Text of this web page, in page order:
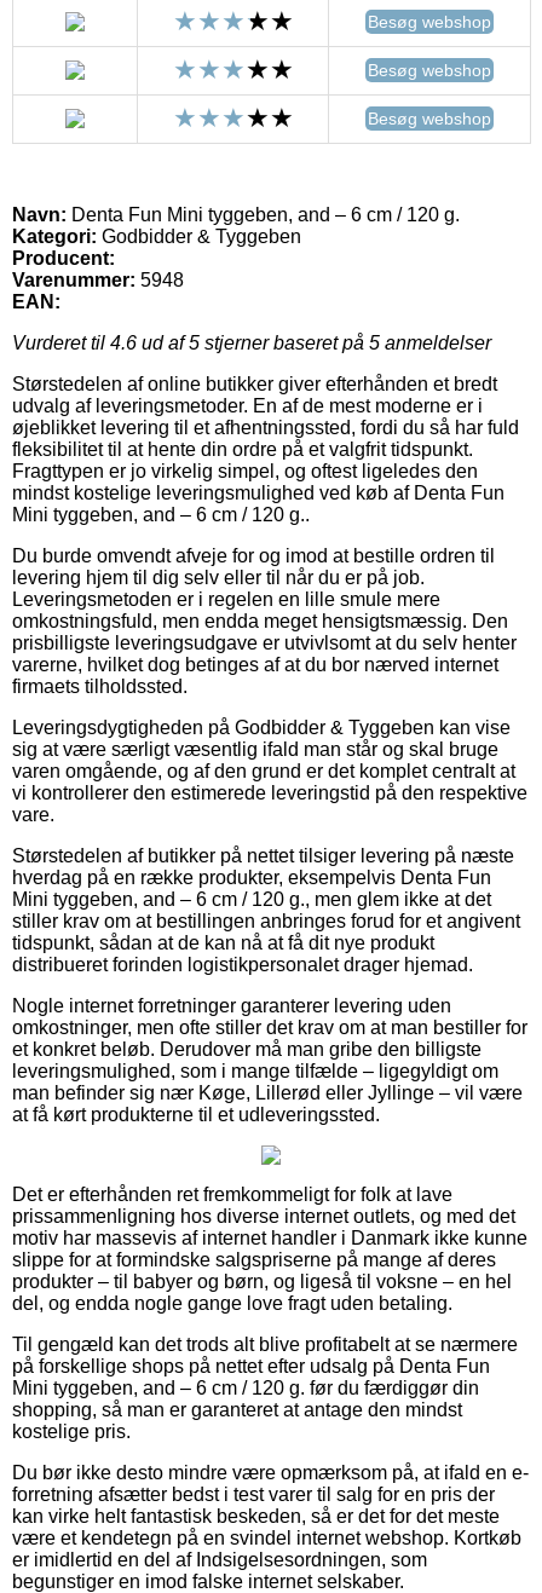
Besøg webshop
Besøg webshop
Besøg webshop
Navn: Denta Fun Mini tyggeben, and – 6 cm / 120 g.
Kategori: Godbidder & Tyggeben
Producent:
Varenummer: 5948
EAN:
Vurderet til 4.6 ud af 5 stjerner baseret på 5 anmeldelser
Størstedelen af online butikker giver efterhånden et bredt
udvalg af leveringsmetoder. En af de mest moderne er i
øjeblikket levering til et afhentningssted, fordi du så har fuld
fleksibilitet til at hente din ordre på et valgfrit tidspunkt.
Fragttypen er jo virkelig simpel, og oftest ligeledes den
mindst kostelige leveringsmulighed ved køb af Denta Fun
Mini tyggeben, and – 6 cm / 120 g..
Du burde omvendt afveje for og imod at bestille ordren til
levering hjem til dig selv eller til når du er på job.
Leveringsmetoden er i regelen en lille smule mere
omkostningsfuld, men endda meget hensigtsmæssig. Den
prisbilligste leveringsudgave er utvivlsomt at du selv henter
varerne, hvilket dog betinges af at du bor nærved internet
firmaets tilholdssted.
Leveringsdygtigheden på Godbidder & Tyggeben kan vise
sig at være særligt væsentlig ifald man står og skal bruge
varen omgående, og af den grund er det komplet centralt at
vi kontrollerer den estimerede leveringstid på den respektive
vare.
Størstedelen af butikker på nettet tilsiger levering på næste
hverdag på en række produkter, eksempelvis Denta Fun
Mini tyggeben, and – 6 cm / 120 g., men glem ikke at det
stiller krav om at bestillingen anbringes forud for et angivent
tidspunkt, sådan at de kan nå at få dit nye produkt
distribueret forinden logistikpersonalet drager hjemad.
Nogle internet forretninger garanterer levering uden
omkostninger, men ofte stiller det krav om at man bestiller for
et konkret beløb. Derudover må man gribe den billigste
leveringsmulighed, som i mange tilfælde – ligegyldigt om
man befinder sig nær Køge, Lillerød eller Jyllinge – vil være
at få kørt produkterne til et udleveringssted.
Det er efterhånden ret fremkommeligt for folk at lave
prissammenligning hos diverse internet outlets, og med det
motiv har massevis af internet handler i Danmark ikke kunne
slippe for at formindske salgspriserne på mange af deres
produkter – til babyer og børn, og ligeså til voksne – en hel
del, og endda nogle gange love fragt uden betaling.
Til gengæld kan det trods alt blive profitabelt at se nærmere
på forskellige shops på nettet efter udsalg på Denta Fun
Mini tyggeben, and – 6 cm / 120 g. før du færdiggør din
shopping, så man er garanteret at antage den mindst
kostelige pris.
Du bør ikke desto mindre være opmærksom på, at ifald en e-
forretning afsætter bedst i test varer til salg for en pris der
kan virke helt fantastisk beskeden, så er det for det meste
være et kendetegn på en svindel internet webshop. Kortkøb
er imidlertid en del af Indsigelsesordningen, som
begunstiger en imod falske internet selskaber.